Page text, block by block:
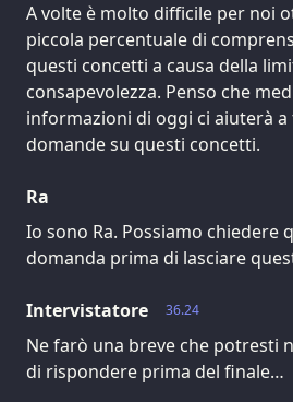
A volte è molto difficile per noi
piccola percentuale di
questi concetti a causa della
consapevolezza. Penso che
informazioni di oggi ci aiuterà
domande su questi concetti.
Ra
Io sono Ra. Possiamo chiedere
domanda prima di lasciare
36.24
Intervistatore
Ne farò una breve che potresti
di rispondere prima del finale…